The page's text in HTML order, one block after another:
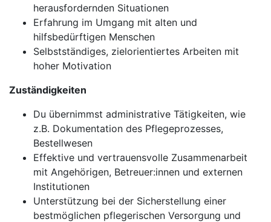
herausfordernden Situationen
Erfahrung im Umgang mit alten und
hilfsbedürftigen Menschen
Selbstständiges, zielorientiertes Arbeiten mit
hoher Motivation
Zuständigkeiten
Du übernimmst administrative Tätigkeiten, wie
z.B. Dokumentation des Pflegeprozesses,
Bestellwesen
Effektive und vertrauensvolle Zusammenarbeit
mit Angehörigen, Betreuer:innen und externen
Institutionen
Unterstützung bei der Sicherstellung einer
bestmöglichen pflegerischen Versorgung und